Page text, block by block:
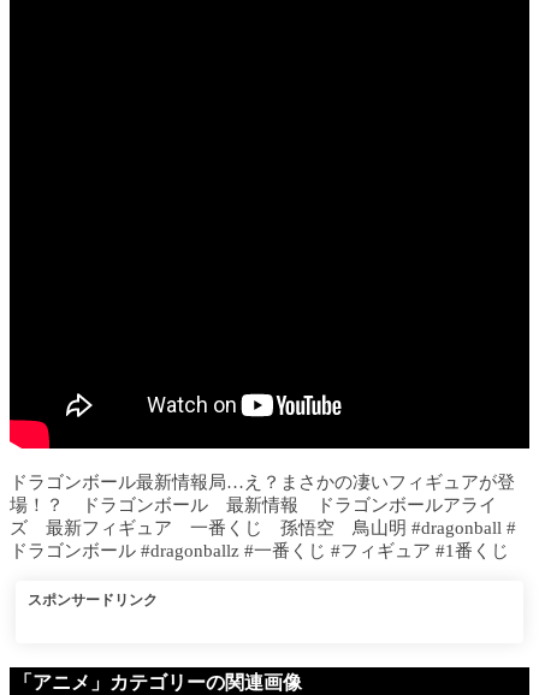
ドラゴンボール最新情報局…え？まさかの凄いフィギュアが登
場！？ ドラゴンボール 最新情報 ドラゴンボールアライ
ズ 最新フィギュア 一番くじ 孫悟空 鳥山明 #dragonball #
ドラゴンボール #dragonballz #一番くじ #フィギュア #1番くじ
スポンサードリンク
「アニメ」カテゴリーの関連画像